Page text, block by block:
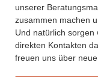
unserer
zusammen machen
Und natürlich sorgen
direkten Kontakten
freuen uns über